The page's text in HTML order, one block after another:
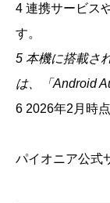
4 連携サービス
す。
5 本機に搭載さ
は、「Android
6 2026年2月時
パイオニア公式